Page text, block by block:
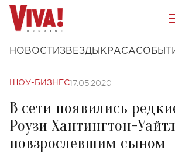
НОВОСТИ ЗВЕЗДЫ КРАСА
ШОУ-БИЗНЕС17.05.2020
В сети появились
Роузи Хантингтон-
повзрослевшим сыном